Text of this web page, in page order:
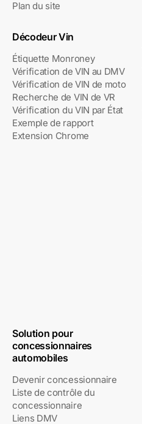
Plan du site
Décodeur Vin
Étiquette Monroney
Vérification de VIN au DMV
Vérification de VIN de moto
Recherche de VIN de VR
Vérification du VIN par État
Exemple de rapport
Extension Chrome
Solution pour
concessionnaires
automobiles
Devenir concessionnaire
Liste de contrôle du
concessionnaire
Liens DMV